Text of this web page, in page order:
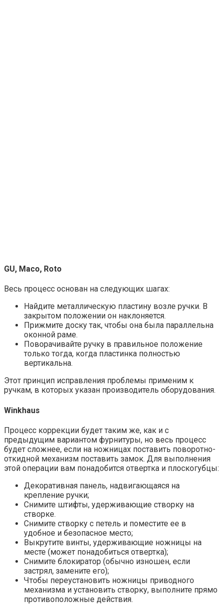
GU, Maco, Roto
Весь процесс основан на следующих шагах:
Найдите металлическую пластину возле ручки. В
закрытом положении он наклоняется.
Прижмите доску так, чтобы она была параллельна
оконной раме.
Поворачивайте ручку в правильное положение
только тогда, когда пластинка полностью
вертикальна.
Этот принцип исправления проблемы применим к
ручкам, в которых указан производитель оборудования.
Winkhaus
Процесс коррекции будет таким же, как и с
предыдущим вариантом фурнитуры, но весь процесс
будет сложнее, если на ножницах поставить поворотно-
откидной механизм поставить замок. Для выполнения
этой операции вам понадобится отвертка и плоскогубцы:
Декоративная панель, надвигающаяся на
крепление ручки;
Снимите штифты, удерживающие створку на
створке.
Снимите створку с петель и поместите ее в
удобное и безопасное место;
Выкрутите винты, удерживающие ножницы на
месте (может понадобиться отвертка);
Снимите блокиратор (обычно изношен, если
застрял, замените его);
Чтобы переустановить ножницы приводного
механизма и установить створку, выполните прямо
противоположные действия.